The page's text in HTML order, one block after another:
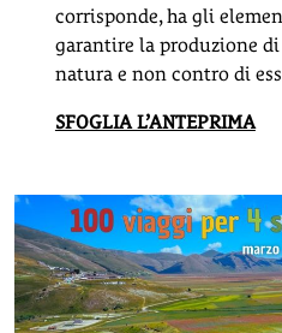
corrisponde, ha gli
garantire la produzione
natura e non contro di
SFOGLIA L’ANTEPRIMA